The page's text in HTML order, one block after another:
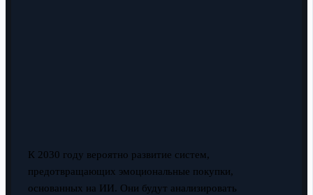
К 2030 году вероятно развитие систем,
предотвращающих эмоциональные покупки,
основанных на ИИ. Они будут анализировать